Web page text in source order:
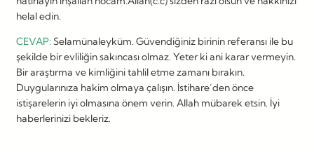
helal edin.
CEVAP:Selamünaleyküm. Güvendiğiniz birinin referansı ile bu
şekilde bir evliliğin sakıncası olmaz. Yeter ki ani karar vermeyin.
Bir araştırma ve kimliğini tahlil etme zamanı bırakın.
Duygularınıza hakim olmaya çalışın. İstihare’den önce
istişarelerin iyi olmasına önem verin. Allah mübarek etsin. İyi
haberlerinizi bekleriz.